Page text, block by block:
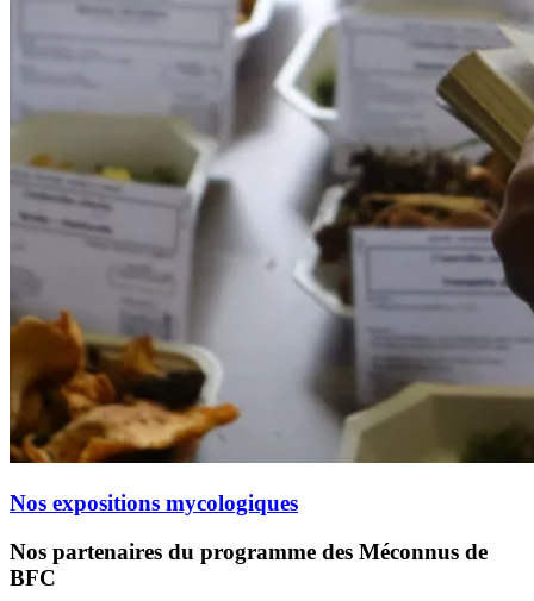
Nos expositions mycologiques
Nos partenaires du programme des Méconnus de
BFC